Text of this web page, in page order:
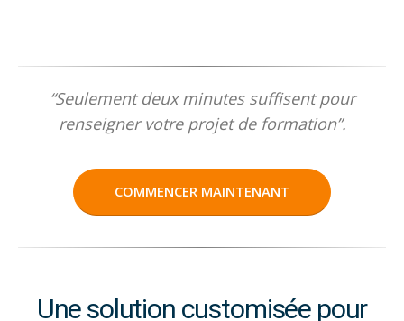
“Seulement deux minutes suffisent pour
renseigner votre projet de formation”.
COMMENCER MAINTENANT
Une solution customisée pour